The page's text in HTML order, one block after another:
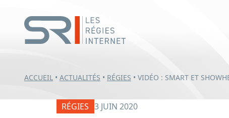
ACCUEIL • ACTUALITÉS • RÉGIES • VIDÉO : SMART ET
RÉGIES 3 JUIN 2020